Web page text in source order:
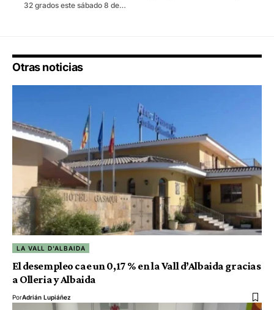
32 grados este sábado 8 de…
Otras noticias
LA VALL D'ALBAIDA
El desempleo cae un 0,17 % en la Vall d’Albaida gracias
a Olleria y Albaida
PorAdrián Lupiáñez